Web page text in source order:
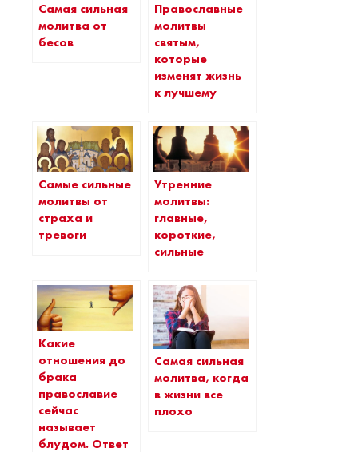
Самая сильная
молитва от
бесов
Православные
молитвы
святым,
которые
изменят жизнь
к лучшему
Самые сильные
молитвы от
страха и
тревоги
Утренние
молитвы:
главные,
короткие,
сильные
Какие
отношения до
брака
православие
сейчас
называет
блудом. Ответ
Самая сильная
молитва, когда
в жизни все
плохо